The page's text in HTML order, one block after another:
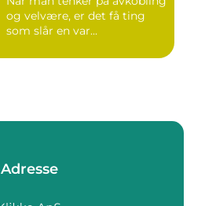
og velvære, er det få ting
som slår en var...
Adresse